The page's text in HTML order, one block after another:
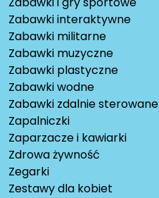
Zabawki interaktywne
Zabawki militarne
Zabawki muzyczne
Zabawki plastyczne
Zabawki wodne
Zabawki zdalnie sterowane
Zapalniczki
Zaparzacze i kawiarki
Zdrowa żywność
Zegarki
Zestawy dla kobiet